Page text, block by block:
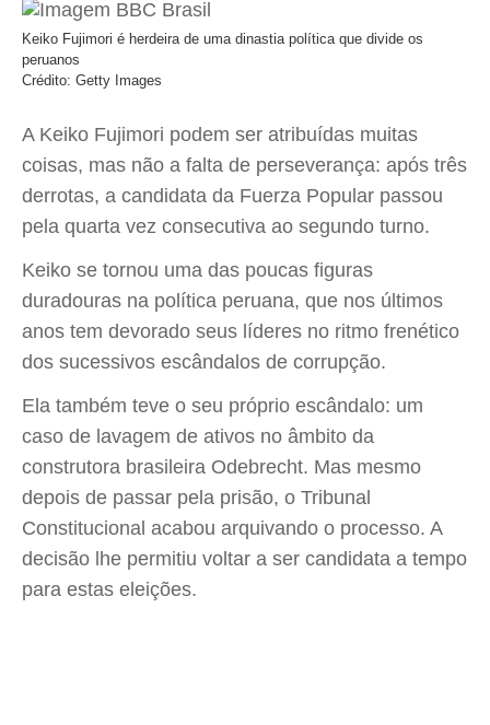
Keiko Fujimori é herdeira de uma dinastia política que divide os
peruanos
Crédito: Getty Images
A Keiko Fujimori podem ser atribuídas muitas
coisas, mas não a falta de perseverança: após três
derrotas, a candidata da Fuerza Popular passou
pela quarta vez consecutiva ao segundo turno.
Keiko se tornou uma das poucas figuras
duradouras na política peruana, que nos últimos
anos tem devorado seus líderes no ritmo frenético
dos sucessivos escândalos de corrupção.
Ela também teve o seu próprio escândalo: um
caso de lavagem de ativos no âmbito da
construtora brasileira Odebrecht. Mas mesmo
depois de passar pela prisão, o Tribunal
Constitucional acabou arquivando o processo. A
decisão lhe permitiu voltar a ser candidata a tempo
para estas eleições.